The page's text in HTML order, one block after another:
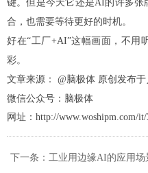
键。但是今天它还是AI的许多张
合，也需要等待更好的时机。
好在“工厂+AI”这幅画面，不用
彩。
文章来源：
@脑极体 原创发布
微信公众号：脑极体
网址：http://www.woshipm.com/
下一条：工业用边缘AI的应用